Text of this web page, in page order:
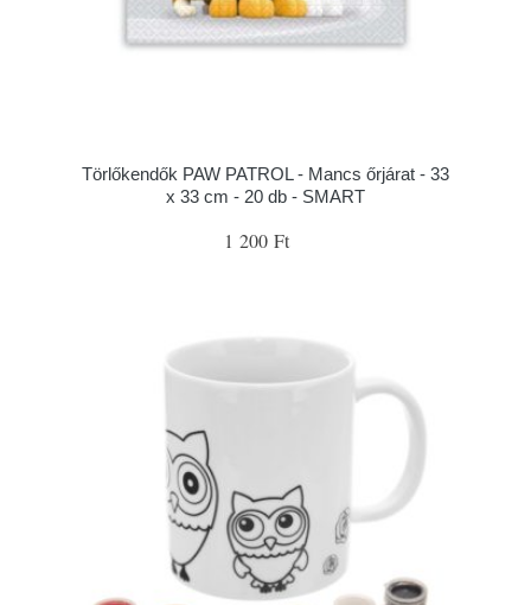
Törlőkendők PAW PATROL - Mancs őrjárat - 33
x 33 cm - 20 db - SMART
1 200 Ft